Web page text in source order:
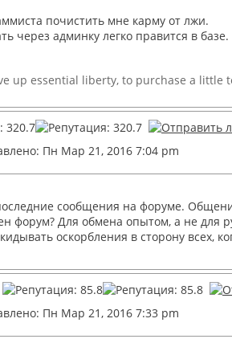
почистить мне карму от лжи.
через админку легко правится в базе.
up essential liberty, to purchase a
Пн Мар 21, 2016 7:04 pm
сообщения на форуме.
форум? Для обмена опытом, а не для
оскорбления в сторону всех,
Пн Мар 21, 2016 7:33 pm